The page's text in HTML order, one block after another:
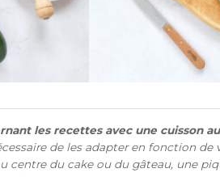
les recettes avec une cuisson
de les adapter en fonction de
centre du cake ou du gâteau, une